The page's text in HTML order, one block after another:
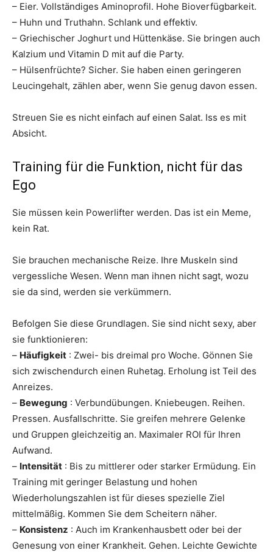
– Eier. Vollständiges Aminoprofil. Hohe Bioverfügbarkeit.
– Huhn und Truthahn. Schlank und effektiv.
– Griechischer Joghurt und Hüttenkäse. Sie bringen auch
Kalzium und Vitamin D mit auf die Party.
– Hülsenfrüchte? Sicher. Sie haben einen geringeren
Leucingehalt, zählen aber, wenn Sie genug davon essen.
Streuen Sie es nicht einfach auf einen Salat. Iss es mit
Absicht.
Training für die Funktion, nicht für das
Ego
Sie müssen kein Powerlifter werden. Das ist ein Meme,
kein Rat.
Sie brauchen mechanische Reize. Ihre Muskeln sind
vergessliche Wesen. Wenn man ihnen nicht sagt, wozu
sie da sind, werden sie verkümmern.
Befolgen Sie diese Grundlagen. Sie sind nicht sexy, aber
sie funktionieren:
– Häufigkeit : Zwei- bis dreimal pro Woche. Gönnen Sie
sich zwischendurch einen Ruhetag. Erholung ist Teil des
Anreizes.
– Bewegung : Verbundübungen. Kniebeugen. Reihen.
Pressen. Ausfallschritte. Sie greifen mehrere Gelenke
und Gruppen gleichzeitig an. Maximaler ROI für Ihren
Aufwand.
– Intensität : Bis zu mittlerer oder starker Ermüdung. Ein
Training mit geringer Belastung und hohen
Wiederholungszahlen ist für dieses spezielle Ziel
mittelmäßig. Kommen Sie dem Scheitern näher.
– Konsistenz : Auch im Krankenhausbett oder bei der
Genesung von einer Krankheit. Gehen. Leichte Gewichte